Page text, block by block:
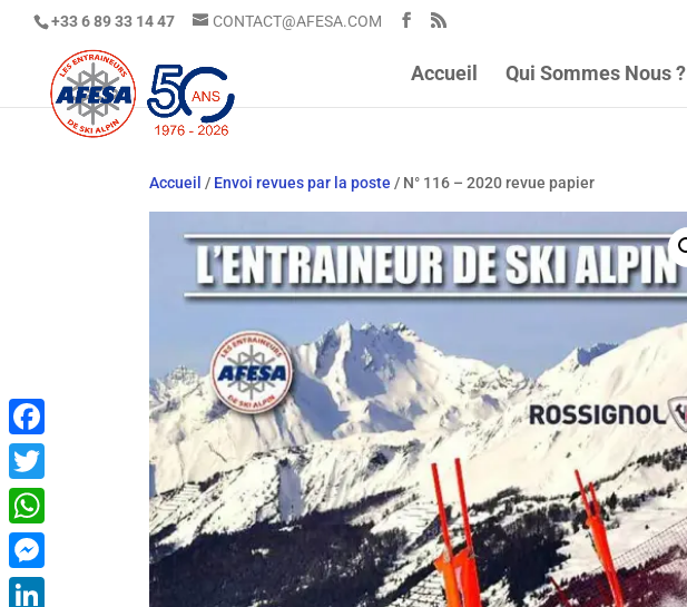
+33 6 89 33 14 47 CONTACT@AFESA.COM
Accueil Qui Sommes Nous ?
Accueil / Envoi revues par la poste / N° 116 – 2020 revue papier
Facebook
Twitter
WhatsApp
Messenger